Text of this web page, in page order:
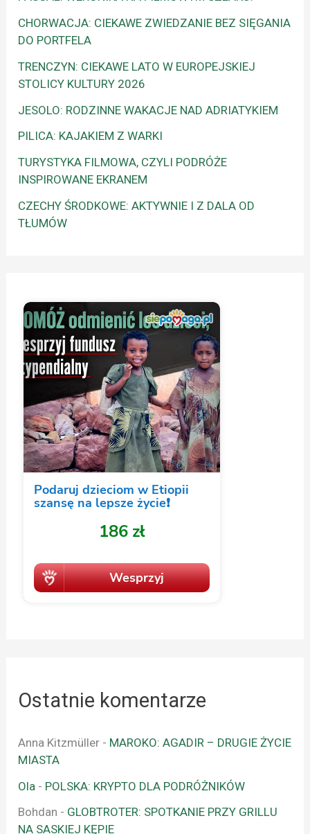
CHORWACJA: CIEKAWE ZWIEDZANIE BEZ SIĘGANIA
DO PORTFELA
TRENCZYN: CIEKAWE LATO W EUROPEJSKIEJ
STOLICY KULTURY 2026
JESOLO: RODZINNE WAKACJE NAD ADRIATYKIEM
PILICA: KAJAKIEM Z WARKI
TURYSTYKA FILMOWA, CZYLI PODRÓŻE
INSPIROWANE EKRANEM
CZECHY ŚRODKOWE: AKTYWNIE I Z DALA OD
TŁUMÓW
Ostatnie komentarze
Anna Kitzmüller - MAROKO: AGADIR – DRUGIE ŻYCIE
MIASTA
Ola - POLSKA: KRYPTO DLA PODRÓŻNIKÓW
Bohdan - GLOBTROTER: SPOTKANIE PRZY GRILLU
NA SASKIEJ KĘPIE